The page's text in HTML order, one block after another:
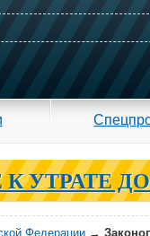
УТРАТЕ
Федерации →